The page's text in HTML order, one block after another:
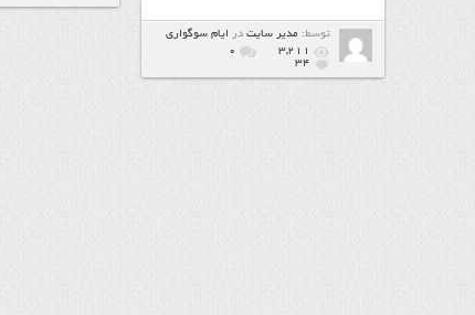
توسط: مدیر سایت در ايام سوگواري
3,211
۰
34